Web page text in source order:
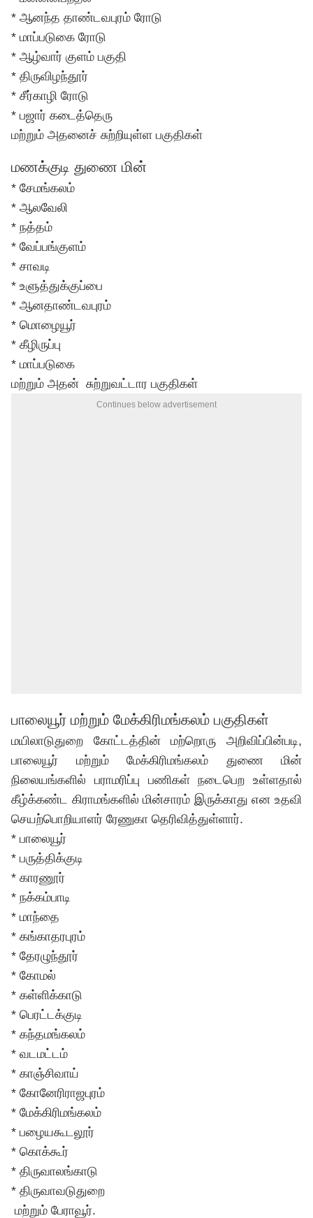
* ஆனந்த தாண்டவபுரம் ரோடு
* மாப்படுகை ரோடு
* ஆழ்வார் குளம் பகுதி
* திருவிழந்தூர்
* சீர்காழி ரோடு
* பஜார் கடைத்தெரு
மற்றும் அதனைச் சுற்றியுள்ள பகுதிகள்
மணக்குடி துணை மின்
* சேமங்கலம்
* ஆலவேலி
* நத்தம்
* வேப்பங்குளம்
* சாவடி
* உளுத்துக்குப்பை
* ஆனதாண்டவபுரம்
* மொழையூர்
* கீழிருப்பு
* மாப்படுகை
மற்றும் அதன் சுற்றுவட்டார பகுதிகள்
Continues below advertisement
பாலையூர் மற்றும் மேக்கிரிமங்கலம் பகுதிகள்
மயிலாடுதுறை கோட்டத்தின் மற்றொரு அறிவிப்பின்படி,
பாலையூர் மற்றும் மேக்கிரிமங்கலம் துணை மின்
நிலையங்களில் பராமரிப்பு பணிகள் நடைபெற உள்ளதால்
கீழ்க்கண்ட கிராமங்களில் மின்சாரம் இருக்காது என உதவி
செயற்பொறியாளர் ரேணுகா தெரிவித்துள்ளார்.
* பாலையூர்
* பருத்திக்குடி
* காரணூர்
* நக்கம்பாடி
* மாந்தை
* கங்காதரபுரம்
* தேரழுந்தூர்
* கோமல்
* கள்ளிக்காடு
* பெரட்டக்குடி
* கந்தமங்கலம்
* வடமட்டம்
* காஞ்சிவாய்
* கோனேரிராஜபுரம்
* மேக்கிரிமங்கலம்
* பழையகூடலூர்
* கொக்கூர்
* திருவாலங்காடு
* திருவாவடுதுறை
மற்றும் பேராவூர்.